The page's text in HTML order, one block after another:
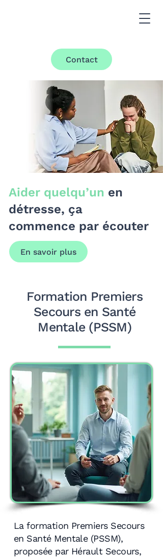
Contact
Aider quelqu’un en
détresse, ça
commence par écouter
En savoir plus
Formation Premiers
Secours en Santé
Mentale (PSSM)
La formation Premiers Secours
en Santé Mentale (PSSM),
proposée par Hérault Secours,